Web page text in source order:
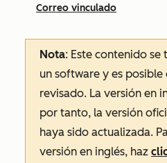
Correo vinculado
Nota: Este contenido
un software y es posible
revisado. La versión en
por tanto, la versión
haya sido actualizada.
versión en inglés, haz